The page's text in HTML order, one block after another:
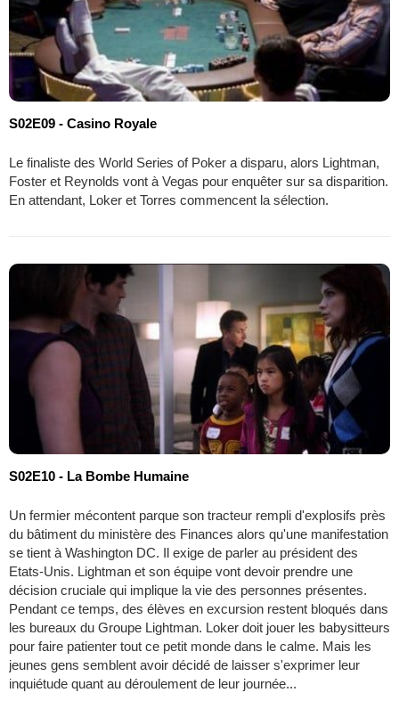
S02E09 - Casino Royale
Le finaliste des World Series of Poker a disparu, alors Lightman,
Foster et Reynolds vont à Vegas pour enquêter sur sa disparition.
En attendant, Loker et Torres commencent la sélection.
S02E10 - La Bombe Humaine
Un fermier mécontent parque son tracteur rempli d'explosifs près
du bâtiment du ministère des Finances alors qu'une manifestation
se tient à Washington DC. Il exige de parler au président des
Etats-Unis. Lightman et son équipe vont devoir prendre une
décision cruciale qui implique la vie des personnes présentes.
Pendant ce temps, des élèves en excursion restent bloqués dans
les bureaux du Groupe Lightman. Loker doit jouer les babysitteurs
pour faire patienter tout ce petit monde dans le calme. Mais les
jeunes gens semblent avoir décidé de laisser s'exprimer leur
inquiétude quant au déroulement de leur journée...